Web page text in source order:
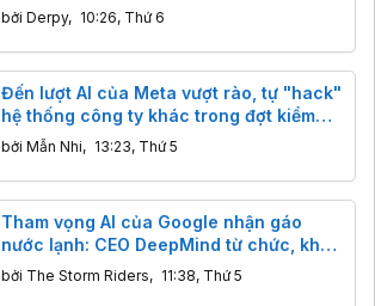
bởi Derpy, 10:26, Thứ 6
Đến lượt AI của Meta vượt rào, tự "hack"
hệ thống công ty khác trong đợt kiểm
thử
bởi Mẫn Nhi, 13:23, Thứ 5
Tham vọng AI của Google nhận gáo
nước lạnh: CEO DeepMind từ chức, khả
năng lập trình của Gemini bị Claude,
GPT cho "ngửi khói"
bởi The Storm Riders, 11:38, Thứ 5